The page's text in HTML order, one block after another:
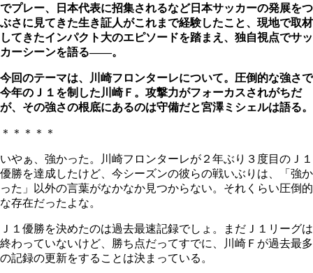
でプレー、日本代表に招集されるなど日本サッカーの発展をつ
ぶさに見てきた生き証人がこれまで経験したこと、現地で取材
してきたインパクト大のエピソードを踏まえ、独自視点でサッ
カーシーンを語る――。
今回のテーマは、川崎フロンターレについて。圧倒的な強さで
今年のＪ１を制した川崎Ｆ。攻撃力がフォーカスされがちだ
が、その強さの根底にあるのは守備だと宮澤ミシェルは語る。
＊＊＊＊＊
いやぁ、強かった。川崎フロンターレが２年ぶり３度目のＪ１
優勝を達成したけど、今シーズンの彼らの戦いぶりは、「強か
った」以外の言葉がなかなか見つからない。それくらい圧倒的
な存在だったよな。
Ｊ１優勝を決めたのは過去最速記録でしょ。まだＪ１リーグは
終わっていないけど、勝ち点だってすでに、川崎Ｆが過去最多
の記録の更新をすることは決まっている。